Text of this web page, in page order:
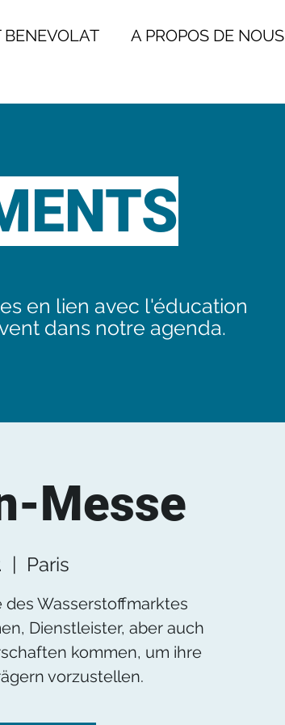
BENEVOLATA PROPOS DE NOUS
en lien avec l'éducation
dans notre agenda.
Messe
  |
Paris
Wasserstoffmarktes
Dienstleister, aber auch
kommen, um ihre
vorzustellen.